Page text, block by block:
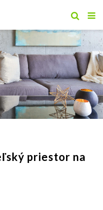
priestor na